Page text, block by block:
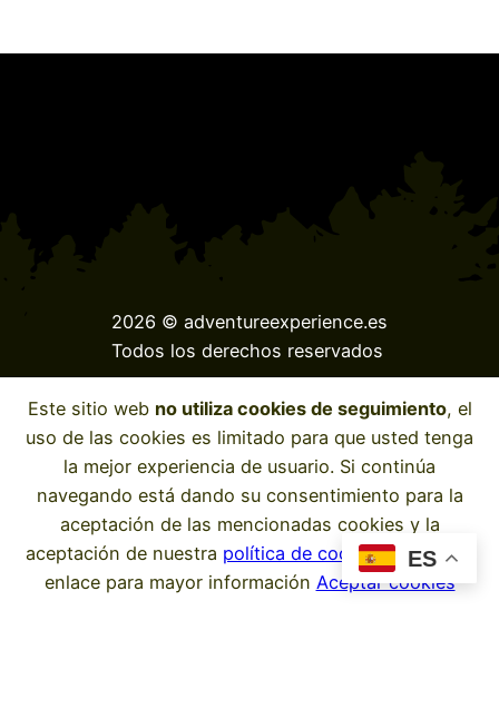
2026 © adventureexperience.es
Todos los derechos reservados
Aviso legalPolítica de privacidad
Privacidad en redes sociales
Reglamento
InstagramFacebook
ES
Este sitio web no utiliza cookies de seguimiento, el
uso de las cookies es limitado para que usted tenga
la mejor experiencia de usuario. Si continúa
navegando está dando su consentimiento para la
aceptación de las mencionadas cookies y la
aceptación de nuestra política de cookies, pinche el
enlace para mayor información Aceptar cookies